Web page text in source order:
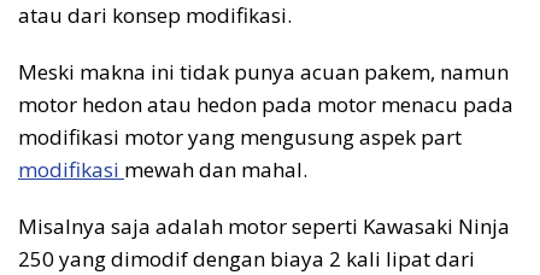
atau dari konsep modifikasi.
Meski makna ini tidak punya acuan pakem, namun
motor hedon atau hedon pada motor menacu pada
modifikasi motor yang mengusung aspek part
modifikasi mewah dan mahal.
Misalnya saja adalah motor seperti Kawasaki Ninja
250 yang dimodif dengan biaya 2 kali lipat dari